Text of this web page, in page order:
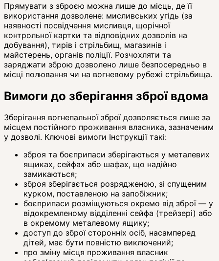
Прямувати з зброєю можна лише до місць, де її
використання дозволене: мисливських угідь (за
наявності посвідчення мисливця, щорічної
контрольної картки та відповідних дозволів на
добування), тирів і стрільбищ, магазинів і
майстерень, органів поліції. Розчохляти та
заряджати зброю дозволено лише безпосередньо в
місці полювання чи на вогневому рубежі стрільбища.
Вимоги до зберігання зброї вдома
Зберігання вогнепальної зброї дозволяється лише за
місцем постійного проживання власника, зазначеним
у дозволі. Ключові вимоги Інструкції такі:
зброя та боєприпаси зберігаються у металевих
ящиках, сейфах або шафах, що надійно
замикаються;
зброя зберігається розрядженою, зі спущеним
курком, поставленою на запобіжник;
боєприпаси розміщуються окремо від зброї — у
відокремленому відділенні сейфа (трейзері) або
в окремому металевому ящику;
доступ до зброї сторонніх осіб, насамперед
дітей, має бути повністю виключений;
про зміну місця проживання власник